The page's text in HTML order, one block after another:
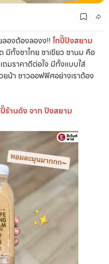
องต้องลองง!! โกปี๊ปังสยาม
มีทั้งชาไทย ชาเขียว ชานม คือ
มราคาดีต่อใจ มีทั้งแบบใส่
น้า ชาวออฟฟิศอย่างเราต้อง
ร้านดัง จาก ปังสยาม